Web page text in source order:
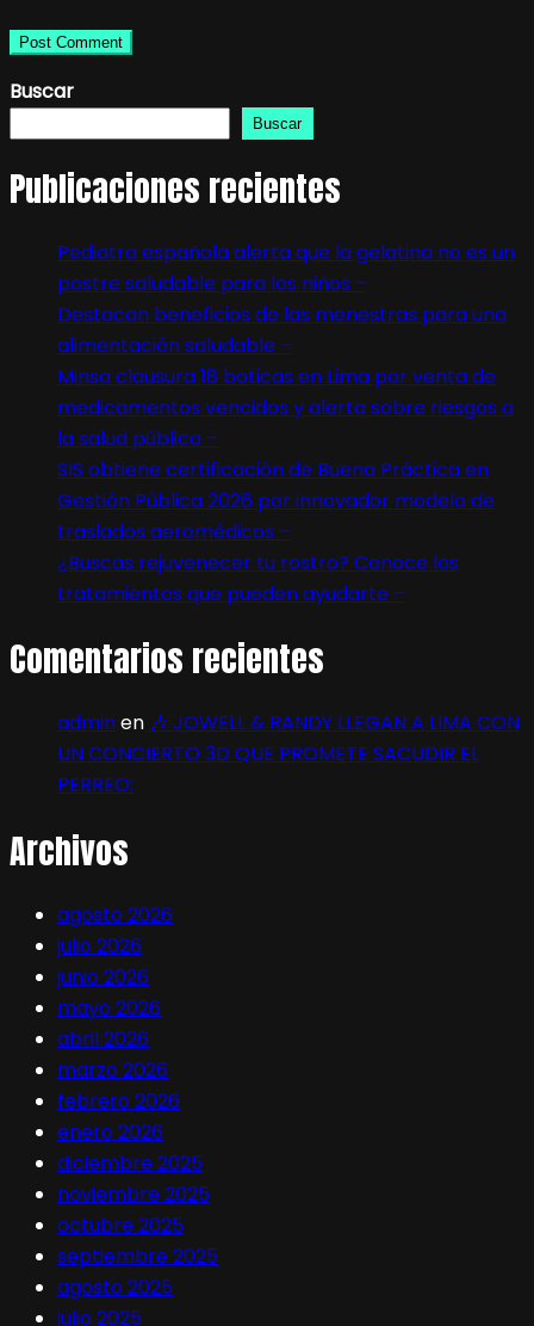
Buscar
Buscar
Publicaciones recientes
Pediatra española alerta que la gelatina no es un
postre saludable para los niños –
Destacan beneficios de las menestras para una
alimentación saludable –
Minsa clausura 18 boticas en Lima por venta de
medicamentos vencidos y alerta sobre riesgos a
la salud pública –
SIS obtiene certificación de Buena Práctica en
Gestión Pública 2026 por innovador modelo de
traslados aeromédicos –
¿Buscas rejuvenecer tu rostro? Conoce los
tratamientos que pueden ayudarte –
Comentarios recientes
adminen 🎶 JOWELL & RANDY LLEGAN A LIMA CON
UN CONCIERTO 3D QUE PROMETE SACUDIR EL
PERREO:
Archivos
agosto 2026
julio 2026
junio 2026
mayo 2026
abril 2026
marzo 2026
febrero 2026
enero 2026
diciembre 2025
noviembre 2025
octubre 2025
septiembre 2025
agosto 2025
julio 2025